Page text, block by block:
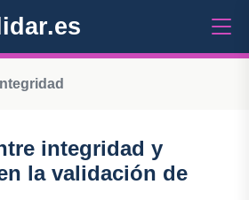
Integridad
integridad y
la validación de